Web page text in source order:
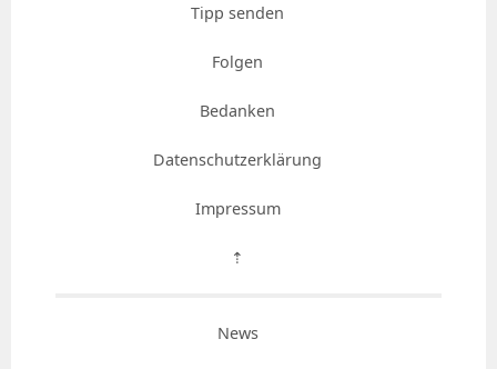
Tipp senden
Folgen
Bedanken
Datenschutzerklärung
Impressum
⇡
News